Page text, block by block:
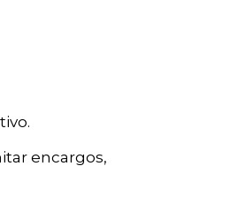
encargos,